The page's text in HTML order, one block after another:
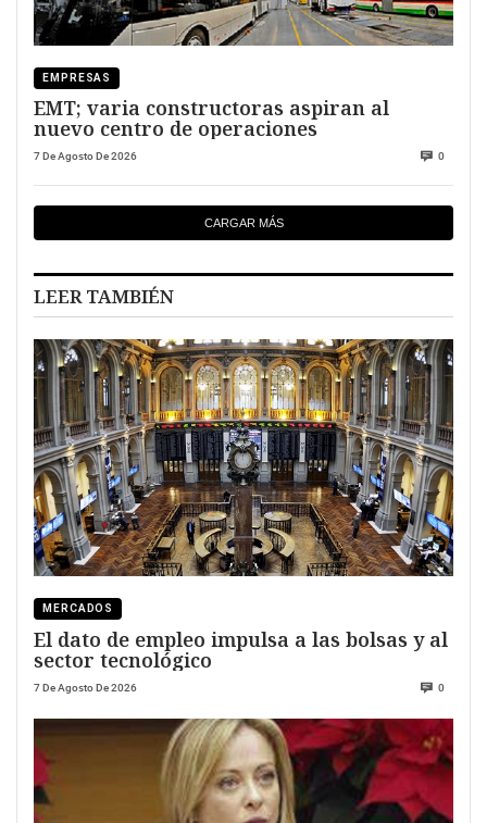
EMPRESAS
EMT; varia constructoras aspiran al
nuevo centro de operaciones
7 De Agosto De 2026 0
CARGAR MÁS
LEER TAMBIÉN
MERCADOS
El dato de empleo impulsa a las bolsas y al
sector tecnológico
7 De Agosto De 2026 0